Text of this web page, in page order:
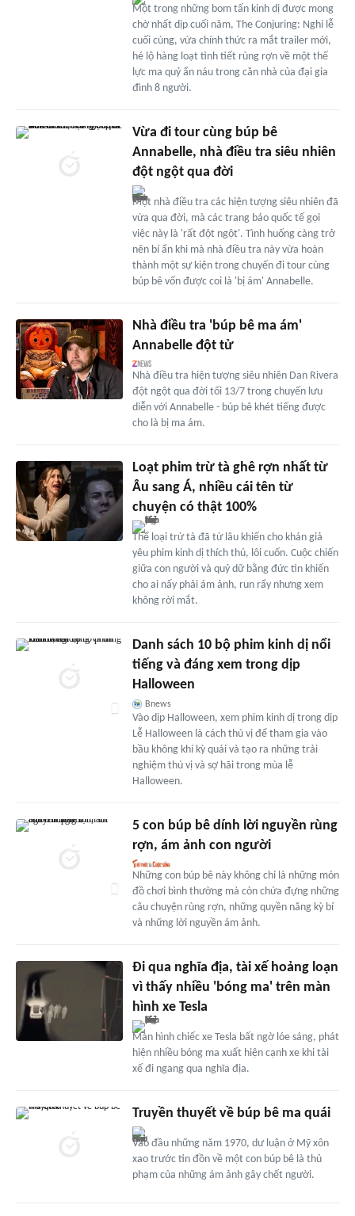
Một trong những bom tấn kinh dị được mong
chờ nhất dịp cuối năm, The Conjuring: Nghi lễ
cuối cùng, vừa chính thức ra mắt trailer mới,
hé lộ hàng loạt tình tiết rùng rợn về một thế
lực ma quỷ ẩn náu trong căn nhà của đại gia
đình 8 người.
Vừa đi tour cùng búp bê
Annabelle, nhà điều tra siêu nhiên
đột ngột qua đời
Một nhà điều tra các hiện tượng siêu nhiên đã
vừa qua đời, mà các trang báo quốc tế gọi
việc này là 'rất đột ngột'. Tình huống càng trở
nên bí ẩn khi mà nhà điều tra này vừa hoàn
thành một sự kiện trong chuyến đi tour cùng
búp bê vốn được coi là 'bị ám' Annabelle.
Nhà điều tra 'búp bê ma ám'
Annabelle đột tử
Nhà điều tra hiện tượng siêu nhiên Dan Rivera
đột ngột qua đời tối 13/7 trong chuyến lưu
diễn với Annabelle - búp bê khét tiếng được
cho là bị ma ám.
Loạt phim trừ tà ghê rợn nhất từ
Âu sang Á, nhiều cái tên từ
chuyện có thật 100%
Thể loại trừ tà đã từ lâu khiến cho khán giả
yêu phim kinh dị thích thú, lôi cuốn. Cuộc chiến
giữa con người và quỷ dữ bằng đức tin khiến
cho ai nấy phải ám ảnh, run rẩy nhưng xem
không rời mắt.
Danh sách 10 bộ phim kinh dị nổi
tiếng và đáng xem trong dịp
Halloween
Bnews
Vào dịp Halloween, xem phim kinh dị trong dịp
Lễ Halloween là cách thú vị để tham gia vào
bầu không khí kỳ quái và tạo ra những trải
nghiệm thú vị và sợ hãi trong mùa lễ
Halloween.
5 con búp bê dính lời nguyền rùng
rợn, ám ảnh con người
Những con búp bê này không chỉ là những món
đồ chơi bình thường mà còn chứa đựng những
câu chuyện rùng rợn, những quyền năng kỳ bí
và những lời nguyền ám ảnh.
Đi qua nghĩa địa, tài xế hoảng loạn
vì thấy nhiều 'bóng ma' trên màn
hình xe Tesla
Màn hình chiếc xe Tesla bất ngờ lóe sáng, phát
hiện nhiều bóng ma xuất hiện cạnh xe khi tài
xế đi ngang qua nghĩa địa.
Truyền thuyết về búp bê ma quái
Vào đầu những năm 1970, dư luận ở Mỹ xôn
xao trước tin đồn về một con búp bê là thủ
phạm của những ám ảnh gây chết người.